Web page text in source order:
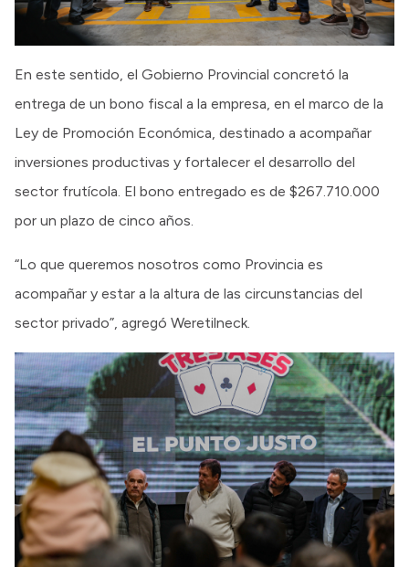
En este sentido, el Gobierno Provincial concretó la
entrega de un bono fiscal a la empresa, en el marco de la
Ley de Promoción Económica, destinado a acompañar
inversiones productivas y fortalecer el desarrollo del
sector frutícola. El bono entregado es de $267.710.000
por un plazo de cinco años.
“Lo que queremos nosotros como Provincia es
acompañar y estar a la altura de las circunstancias del
sector privado”, agregó Weretilneck.